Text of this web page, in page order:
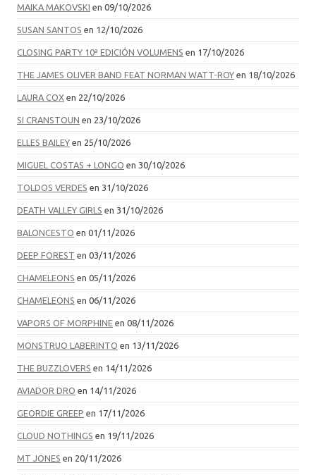
MAIKA MAKOVSKI en 09/10/2026
SUSAN SANTOS en 12/10/2026
CLOSING PARTY 10ª EDICIÓN VOLUMENS en 17/10/2026
THE JAMES OLIVER BAND FEAT NORMAN WATT-ROY en 18/10/2026
LAURA COX en 22/10/2026
SI CRANSTOUN en 23/10/2026
ELLES BAILEY en 25/10/2026
MIGUEL COSTAS + LONGO en 30/10/2026
TOLDOS VERDES en 31/10/2026
DEATH VALLEY GIRLS en 31/10/2026
BALONCESTO en 01/11/2026
DEEP FOREST en 03/11/2026
CHAMELEONS en 05/11/2026
CHAMELEONS en 06/11/2026
VAPORS OF MORPHINE en 08/11/2026
MONSTRUO LABERINTO en 13/11/2026
THE BUZZLOVERS en 14/11/2026
AVIADOR DRO en 14/11/2026
GEORDIE GREEP en 17/11/2026
CLOUD NOTHINGS en 19/11/2026
MT JONES en 20/11/2026